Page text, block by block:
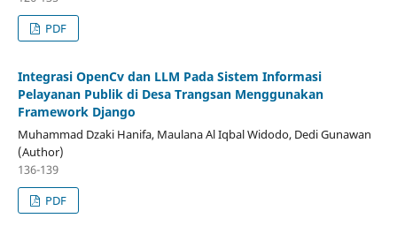
PDF
Integrasi OpenCv dan LLM Pada Sistem Informasi
Pelayanan Publik di Desa Trangsan Menggunakan
Framework Django
Muhammad Dzaki Hanifa, Maulana Al Iqbal Widodo, Dedi Gunawan
(Author)
136-139
PDF